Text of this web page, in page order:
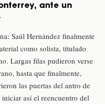
ante un
Saúl Hernández finalmente
como solista, titulado
Largas filas pudieron verse
hasta que finalmente,
las puertas del antro de
así el reencuentro del